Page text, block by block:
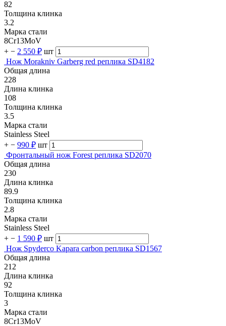
82
Толщина клинка
3.2
Марка стали
8Cr13MoV
+ − 2 550 ₽ шт
Нож Morakniv Garberg red реплика SD4182
Общая длина
228
Длина клинка
108
Толщина клинка
3.5
Марка стали
Stainless Steel
+ − 990 ₽ шт
Фронтальный нож Forest реплика SD2070
Общая длина
230
Длина клинка
89.9
Толщина клинка
2.8
Марка стали
Stainless Steel
+ − 1 590 ₽ шт
Нож Spyderco Kapara carbon реплика SD1567
Общая длина
212
Длина клинка
92
Толщина клинка
3
Марка стали
8Cr13MoV